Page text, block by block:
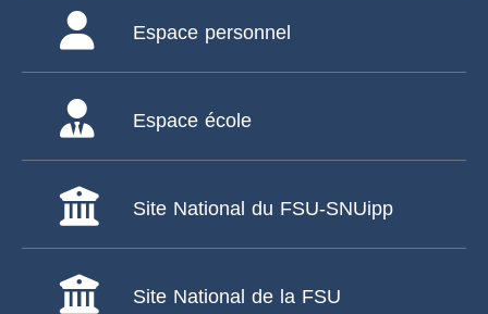
Espace personnel
Espace école
Site National du FSU-SNUipp
Site National de la FSU